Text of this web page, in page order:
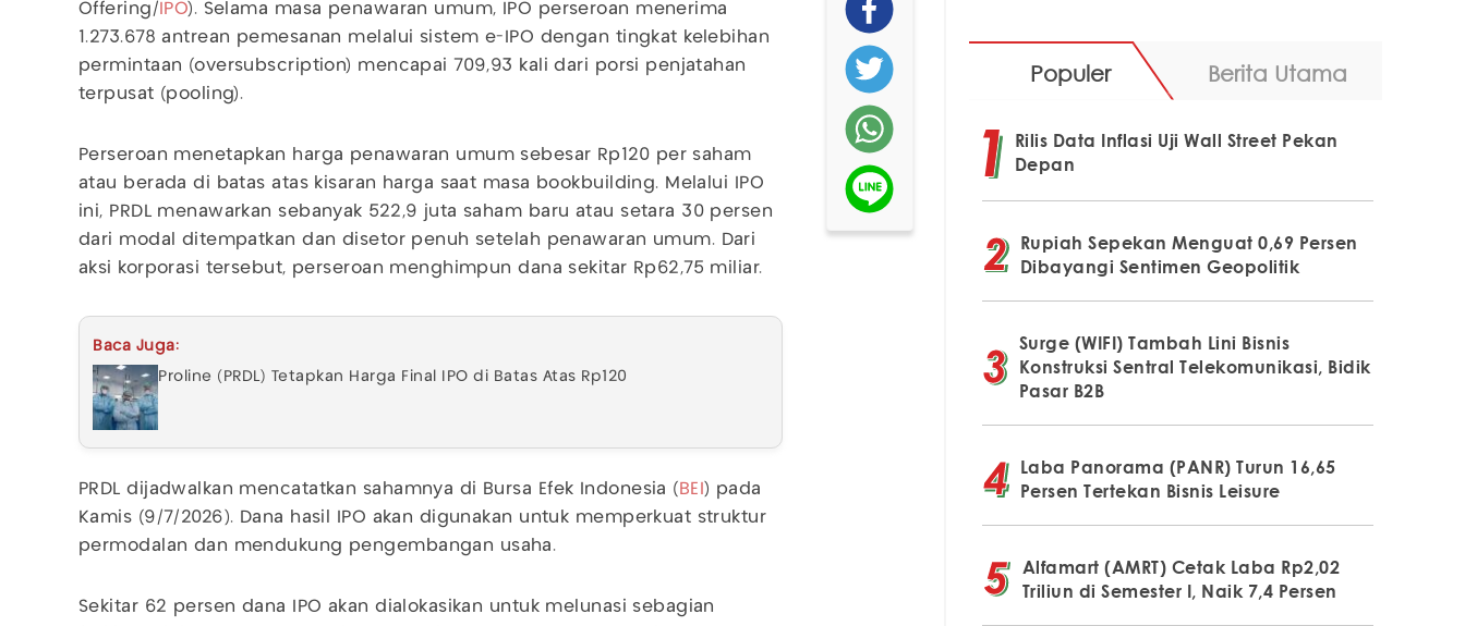
Offering/ IPO). Selama masa penawaran umum, IPO perseroan menerima
1.273.678 antrean pemesanan melalui sistem e-IPO dengan tingkat kelebihan
permintaan (oversubscription) mencapai 709,93 kali dari porsi penjatahan
terpusat (pooling).
Perseroan menetapkan harga penawaran umum sebesar Rp120 per saham
atau berada di batas atas kisaran harga saat masa bookbuilding. Melalui IPO
ini, PRDL menawarkan sebanyak 522,9 juta saham baru atau setara 30 persen
dari modal ditempatkan dan disetor penuh setelah penawaran umum. Dari
aksi korporasi tersebut, perseroan menghimpun dana sekitar Rp62,75 miliar.
Baca Juga:
Proline (PRDL) Tetapkan Harga Final IPO di Batas Atas Rp120
PRDL dijadwalkan mencatatkan sahamnya di Bursa Efek Indonesia ( BEI ) pada
Kamis (9/7/2026). Dana hasil IPO akan digunakan untuk memperkuat struktur
permodalan dan mendukung pengembangan usaha.
Sekitar 62 persen dana IPO akan dialokasikan untuk melunasi sebagian
Populer Berita Utama
Rilis Data Inflasi Uji Wall Street Pekan
Depan
Rupiah Sepekan Menguat 0,69 Persen
Dibayangi Sentimen Geopolitik
Surge (WIFI) Tambah Lini Bisnis
Konstruksi Sentral Telekomunikasi, Bidik
Pasar B2B
Laba Panorama (PANR) Turun 16,65
Persen Tertekan Bisnis Leisure
Alfamart (AMRT) Cetak Laba Rp2,02
Triliun di Semester I, Naik 7,4 Persen